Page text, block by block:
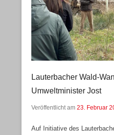
Lauterbacher Wald-
Umweltminister Jost
Veröffentlicht am 23. Februar
Auf Initiative des